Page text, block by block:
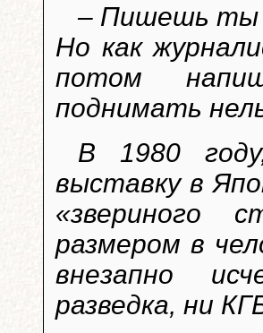
– Пишешь ты
Но как
потом
поднимать
В 1980
выставку в
«звериного
размером в
внезапно
разведка, ни